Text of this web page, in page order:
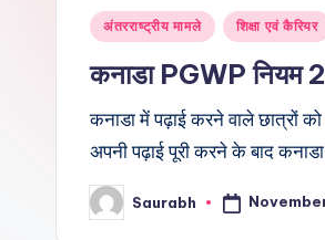
और
विश्व
Posted
अंतरराष्ट्रीय मामले शिक्षा एवं कैरियर
कनाडा PGWP नियम
कनाडा में पढ़ाई करने वाले
अपनी पढ़ाई पूरी करने के बाद
Posted
by
Saurabh